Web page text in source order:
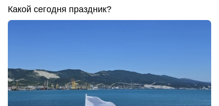
Какой сегодня праздник?